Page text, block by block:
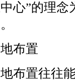
心”的理念
布置
布置往往